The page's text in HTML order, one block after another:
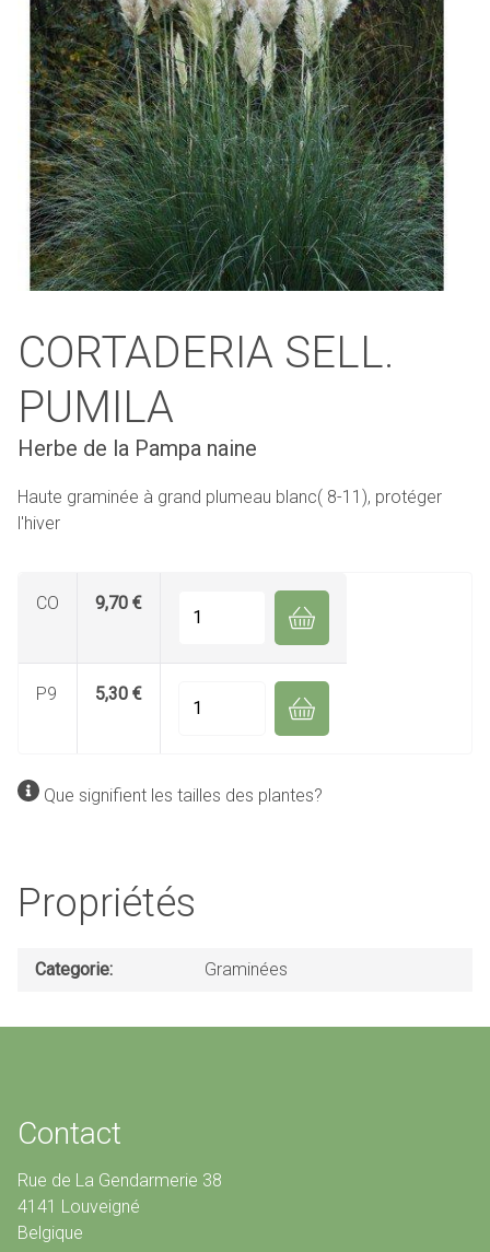
CORTADERIA SELL.
PUMILA
Herbe de la Pampa naine
Haute graminée à grand plumeau blanc( 8-11), protéger
l'hiver
CO 9,70 €
P9 5,30 €
Que signifient les tailles des plantes?
Propriétés
Categorie Graminées
Contact
Rue de La Gendarmerie 38
4141 Louveigné
Belgique